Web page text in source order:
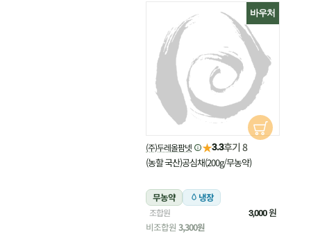
바우처
(주)두레올팜넷 ★3.3후기 8
(농할 국산)공심채(200g/무농약)
무농약 냉장
조합원 3,000원
비조합원3,300원